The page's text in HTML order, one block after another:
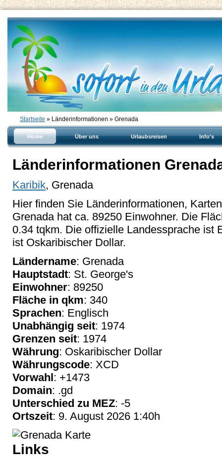
Startseite » Länderinformationen » Grenada
Home Über uns Urlaubsreisen Info's
Länderinformationen
Karibik, Grenada
Hier finden Sie Länderinformationen,
Grenada hat ca. 89250 Einwohner. Die
0.34 tqkm. Die offizielle Landessprache ist
ist Oskaribischer Dollar.
Ländername: Grenada
Hauptstadt: St. George's
Einwohner: 89250
Fläche in qkm: 340
Sprachen: Englisch
Unabhängig seit: 1974
Grenzen seit: 1974
Währung: Oskaribischer Dollar
Währungscode: XCD
Vorwahl: +1473
Domain: .gd
Unterschied zu MEZ: -5
Ortszeit: 9. August 2026 1:40h
Links